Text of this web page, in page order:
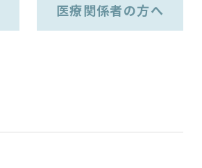
医療関係者の方へ